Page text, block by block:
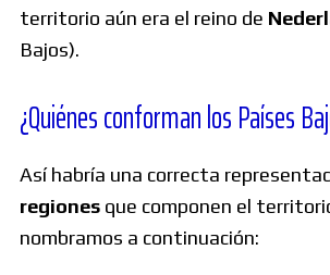
territorio aún era el reino de
Bajos).
¿Quiénes conforman los Países
Así habría una correcta
regiones que componen el
nombramos a continuación: